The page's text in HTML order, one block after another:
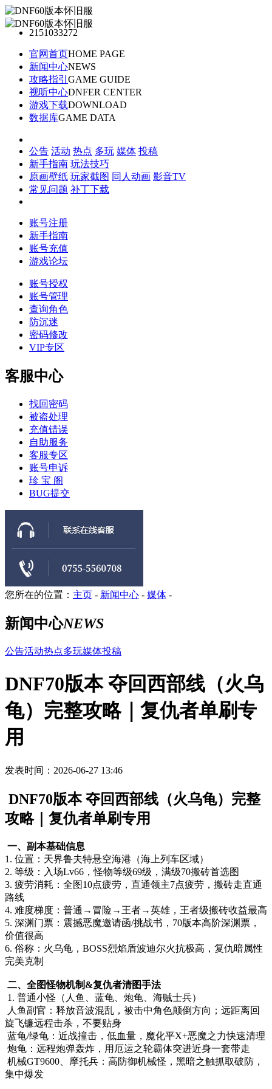
2151033272
官网首页HOME PAGE
新闻中心NEWS
攻略指引GAME GUIDE
视听中心DNFER CENTER
游戏下载DOWNLOAD
数据库GAME DATA
公告 活动 热点 多玩 媒体 投稿
新手指南 玩法技巧
原画壁纸 玩家截图 同人动画 影音TV
常见问题 补丁下载
账号注册
新手指南
账号充值
游戏论坛
账号授权
账号管理
查询角色
防沉迷
密码修改
VIP专区
客服中心
找回密码
被盗处理
充值错误
自助服务
客服专区
账号申诉
珍 宝 阁
BUG提交
您所在的位置：主页-新闻中心- 媒体
新闻中心NEWS
公告活动 热点 多玩 媒体投稿
DNF70版本 夺回西部线（火乌
龟）完整攻略｜复仇者单刷专
用
发表时间：2026-06-27 13:46
DNF70版本 夺回西部线（火乌龟）完整
攻略｜复仇者单刷专用
一、副本基础信息
1. 位置：天界鲁夫特悬空海港（海上列车区域）
2. 等级：入场Lv66，怪物等级69级，满级70搬砖首选图
3. 疲劳消耗：全图10点疲劳，直通领主7点疲劳，搬砖走直通
路线
4. 难度梯度：普通→冒险→王者→英雄，王者级搬砖收益最高
5. 深渊门票：震撼恶魔邀请函/挑战书，70版本高阶深渊票，
价值很高
6. 俗称：火乌龟，BOSS烈焰盾波迪尔火抗极高，复仇暗属性
完美克制
二、全图怪物机制&复仇者清图手法
1. 普通小怪（人鱼、蓝龟、炮龟、海贼士兵）
人鱼副官：释放音波混乱，被击中角色颠倒方向；远距离回
旋飞镰远程击杀，不要贴身
蓝龟/绿龟：近战撞击，低血量，魔化平X+恶魔之力快速清理
炮龟：远程炮弹轰炸，用厄运之轮霸体突进近身一套带走
机械GT9600、摩托兵：高防御机械怪，黑暗之触抓取破防，
集中爆发